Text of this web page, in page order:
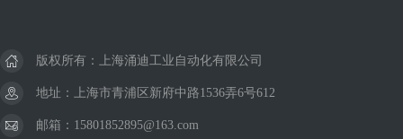
版权所有：上海涌迪工业自动化有限公司
地址：上海市青浦区新府中路1536弄6号612
邮箱：15801852895@163.com